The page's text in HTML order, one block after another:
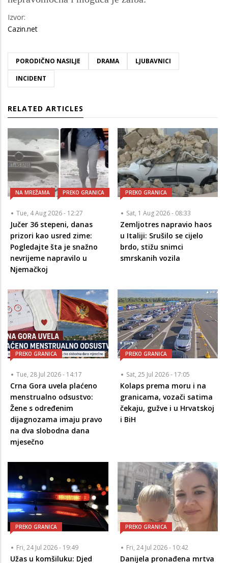
Izvor:
Cazin.net
PORODIČNO NASILJE DRAMA
LJUBAVNICI
INCIDENT
RELATED ARTICLES
NA MREŽAMA PREKO GRANICA
Tue, 4 Aug 2026 - 12:27
Jučer 36 stepeni, danas
prizori kao usred zime:
Pogledajte šta je snažno
nevrijeme napravilo u
Njemačkoj
PREKO GRANICA
Sat, 1 Aug 2026 - 08:33
Zemljotres napravio haos
u Italiji: Srušilo se cijelo
brdo, stižu snimci
smrskanih vozila
PREKO GRANICA
Tue, 28 Jul 2026 - 14:17
Crna Gora uvela plaćeno
menstrualno odsustvo:
Žene s određenim
dijagnozama imaju pravo
na dva slobodna dana
mjesečno
PREKO GRANICA
Sat, 25 Jul 2026 - 17:05
Kolaps prema moru i na
granicama, vozači satima
čekaju, gužve i u Hrvatskoj
i BiH
PREKO GRANICA
Fri, 24 Jul 2026 - 19:49
Užas u komšiluku: Djed
PREKO GRANICA
Fri, 24 Jul 2026 - 10:42
Danijela pronađena mrtva